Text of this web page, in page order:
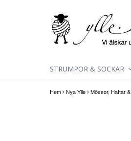
Hem Nya Ylle Mössor, Hattar
STRUMPOR & SOCKAR